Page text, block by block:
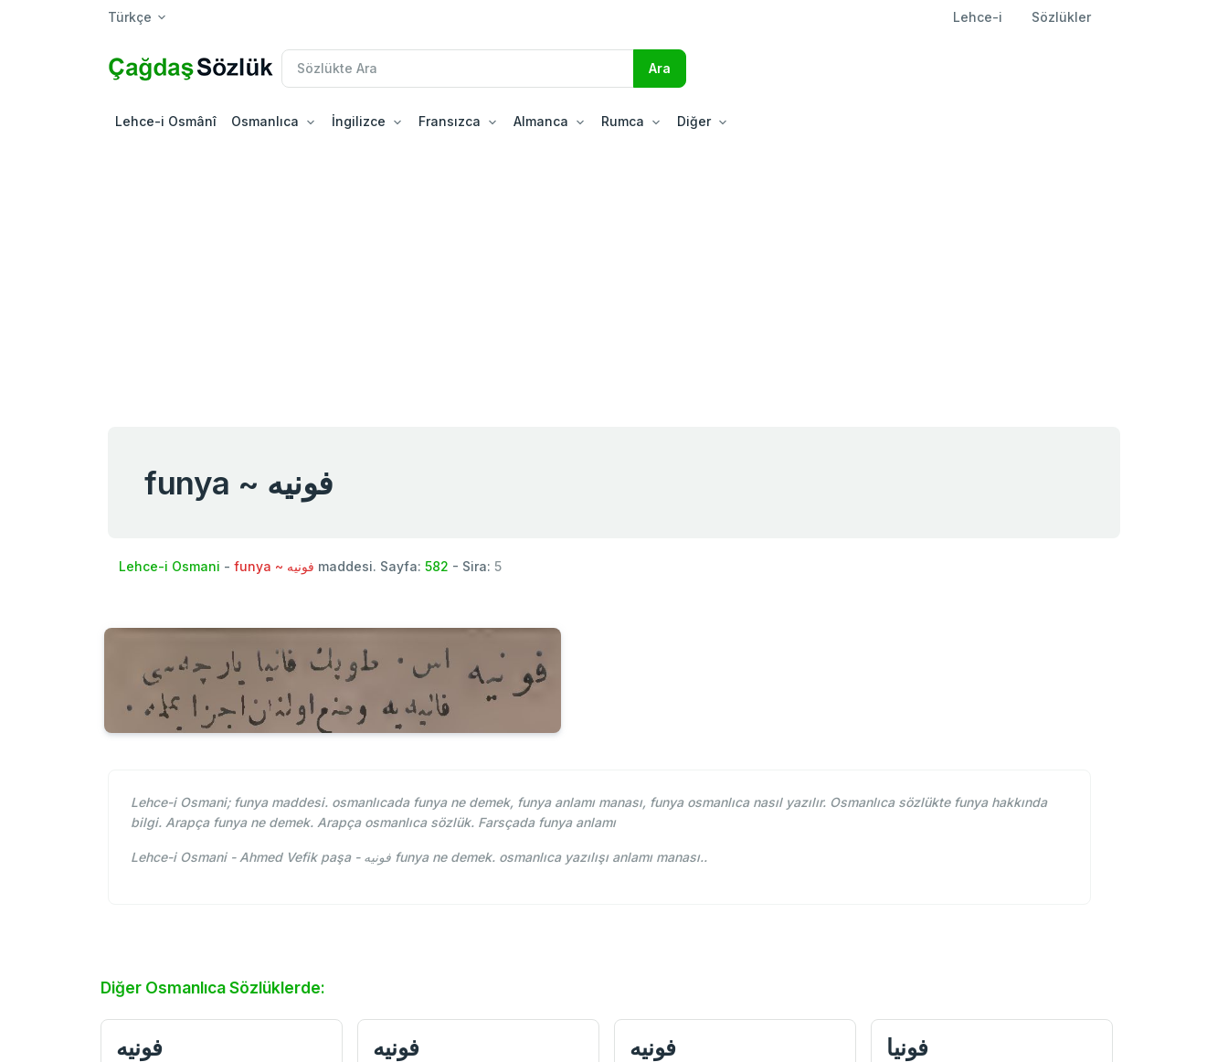
Türkçe Lehce-i Sözlükler
Lehce-i Osmânî Osmanlıca İngilizce Fransızca Almanca Rumca Diğer
funya ~ فونيه
Lehce-i Osmani - funya ~ فونيه maddesi. Sayfa: 582 - Sira: 5
Lehce-i Osmani; funya maddesi. osmanlıcada funya ne demek, funya anlamı manası, funya osmanlıca nasıl yazılır. Osmanlıca sözlükte funya hakkında
bilgi. Arapça funya ne demek. Arapça osmanlıca sözlük. Farsçada funya anlamı
Lehce-i Osmani - Ahmed Vefik paşa - فونيه funya ne demek. osmanlıca yazılışı anlamı manası..
Diğer Osmanlıca Sözlüklerde:
فونيه فونيه فونيه فونيا